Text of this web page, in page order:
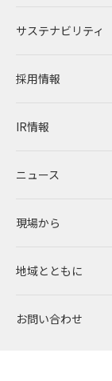
事業概要
レノバの強み
発電所・蓄電所
コーポレートPPA
太陽光発電
蓄電事業
風力発電
企業情報トップ
会社概要・アクセ
CEOメッセージ
企業理念
中期経営計画
私たちの想い
沿革
サステナビリティ
サステナビリテ
理念・ポリシー
環境
社会
ガバナンス
ESGデータ
採用情報
採用情報トップ
RENOVAを知る
RENOVAで働く
社員インタビュー
新卒採用
IR情報
IR情報トップ
IRニュース
経営情報
財務ハイライト
ニュース
現場から
地域とともに
お問い合わせ